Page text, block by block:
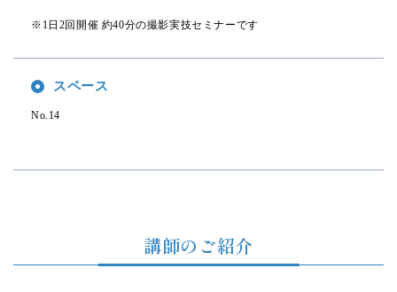
※1日2回開催 約40分の撮影実技セミナーです
スペース
No.14
講師のご紹介